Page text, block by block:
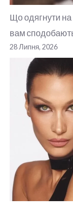
Що одягнути на
вам
28 Липня, 2026